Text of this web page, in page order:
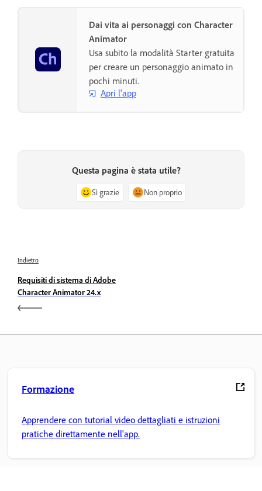
Dai vita ai personaggi con Character
Animator
Usa subito la modalità Starter gratuita
per creare un personaggio animato in
pochi minuti.
Apri l'app
Questa pagina è stata utile?
Sì grazie Non proprio
Indietro
Requisiti di sistema di Adobe
Character Animator 24.x
Formazione
Apprendere con tutorial video dettagliati e istruzioni
pratiche direttamente nell'app.